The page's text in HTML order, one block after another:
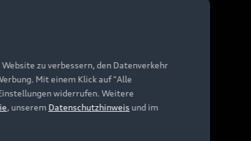
zu verbessern, den Datenverkehr
Mit einem Klick auf "Alle
widerrufen. Weitere
, unserem Datenschutzhinweis und im